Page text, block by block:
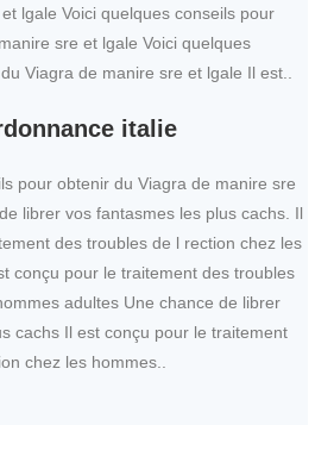
lgale Voici quelques conseils pour
sre et lgale Voici quelques
Viagra de manire sre et lgale Il est..
italie
pour obtenir du Viagra de manire sre
librer vos fantasmes les plus cachs. Il
des troubles de l rection chez les
conçu pour le traitement des troubles
adultes Une chance de librer
cachs Il est conçu pour le traitement
chez les hommes..